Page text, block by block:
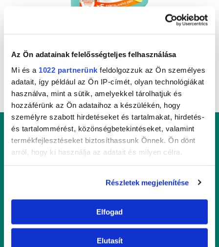
Az Ön adatainak felelősségteljes felhasználása
Mi és a 1022 partnerünk feldolgozzuk az Ön személyes
adatait, így például az Ön IP-címét, olyan technológiákat
használva, mint a sütik, amelyekkel tárolhatjuk és
hozzáférünk az Ön adataihoz a készülékén, hogy
személyre szabott hirdetéseket és tartalmakat, hirdetés-
és tartalommérést, közönségbetekintéseket, valamint
termékfejlesztéseket biztosíthassunk Önnek. Ön dönt
arról, hogy ki használja az adatait és milyen célra.
elhelyezkedéséről pár méteres pontossággal
Az Ön készülékén beazonosítása annak konkrét
tulajdonságainak (ujjlenyomat) aktív ellenőrzésével
Tudjon meg többet személyes adatainak feldolgozási
Részletek megjelenítése
Elfogad
Elutasít
Mondjon búcsút a SANYTOL segítségével a
A fertőzések és a betegségek elleni védekezésben a